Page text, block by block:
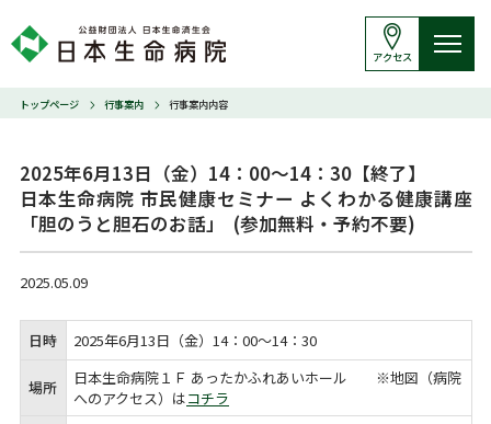
アクセス
トップページ 行事案内 行事案内内容
2025年6月13日（金）14：00～14：30【終了】
日本生命病院 市民健康セミナー よくわかる健康講座
「胆のうと胆石のお話」  (参加無料・予約不要)
2025.05.09
日時 2025年6月13日（金）14：00～14：30
場所 日本生命病院１Ｆ あったかふれあいホール ※地図（病院
へのアクセス）はコチラ